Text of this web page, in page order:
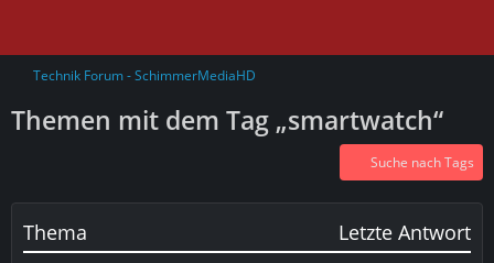
Technik Forum - SchimmerMediaHD
Themen mit dem Tag „smartwatch“
Suche nach Tags
Thema Letzte Antwort